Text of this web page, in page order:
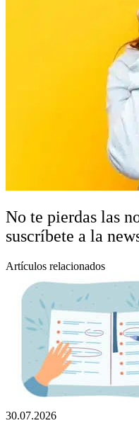
No te pierdas las
suscríbete a la
Artículos relacionados
30.07.2026